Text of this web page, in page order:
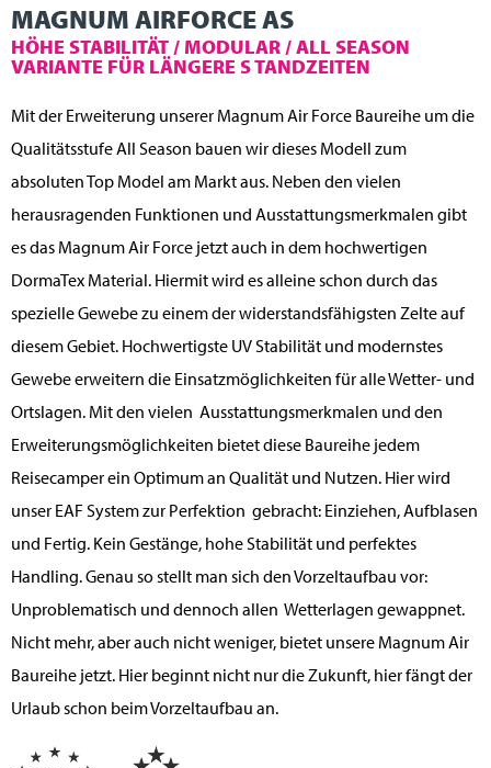
MAGNUM AIRFORCE AS
HÖHE STABILITÄT / MODULAR / ALL SEASON
VARIANTE FÜR LÄNGERE S TANDZEITEN
Mit der Erweiterung unserer Magnum Air Force Baureihe um die
Qualitätsstufe All Season bauen wir dieses Modell zum
absoluten Top Model am Markt aus. Neben den vielen
herausragenden Funktionen und Ausstattungsmerkmalen gibt
es das Magnum Air Force jetzt auch in dem hochwertigen
DormaTex Material. Hiermit wird es alleine schon durch das
spezielle Gewebe zu einem der widerstandsfähigsten Zelte auf
diesem Gebiet. Hochwertigste UV Stabilität und modernstes
Gewebe erweitern die Einsatzmöglichkeiten für alle Wetter- und
Ortslagen. Mit den vielen Ausstattungsmerkmalen und den
Erweiterungsmöglichkeiten bietet diese Baureihe jedem
Reisecamper ein Optimum an Qualität und Nutzen. Hier wird
unser EAF System zur Perfektion gebracht: Einziehen, Aufblasen
und Fertig. Kein Gestänge, hohe Stabilität und perfektes
Handling. Genau so stellt man sich den Vorzeltaufbau vor:
Unproblematisch und dennoch allen Wetterlagen gewappnet.
Nicht mehr, aber auch nicht weniger, bietet unsere Magnum Air
Baureihe jetzt. Hier beginnt nicht nur die Zukunft, hier fängt der
Urlaub schon beim Vorzeltaufbau an.